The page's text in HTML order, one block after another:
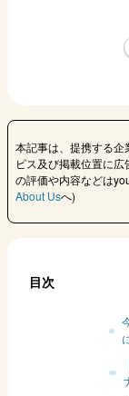
本記事は、提携する
ビス及び掲載位置に
の評価や内容などは
About Usへ)
目次